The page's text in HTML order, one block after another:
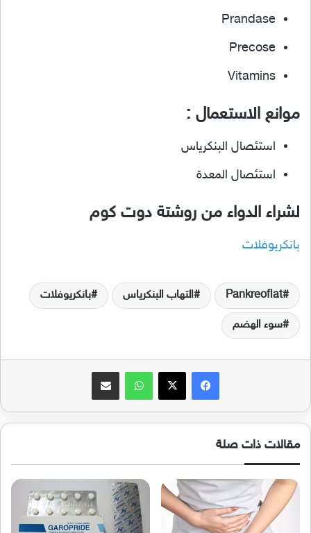
Prandase
Precose
Vitamins
موانع الاستعمال :
استئصال البنكرياس
استئصال المعدة
لشراء الدواء من روشتة دوت كوم
بانكريوفلات
Pankreoflat التهاب البنكرياس بانكريوفلات
سوء الهضم
فيسبوك واتساب
مقالات ذات صلة